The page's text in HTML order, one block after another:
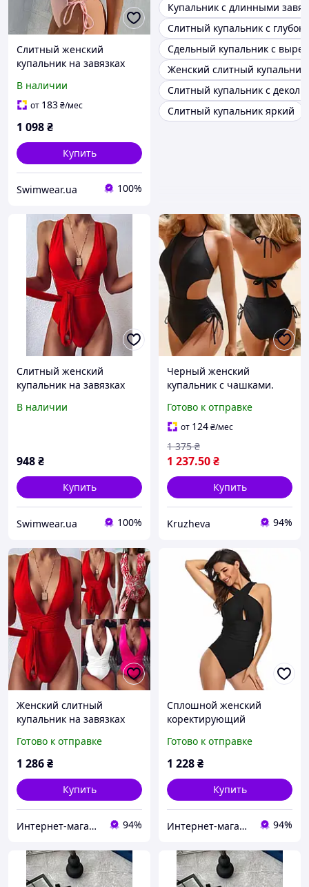
Слитный женский
купальник на завязках
В наличии
от 183₴/мес
1 098₴
Купить
Swimwear.ua 100%
Купальник с длинными
Слитный купальник с
Сдельный купальник с
Женский слитный
Слитный купальник с
Слитный купальник яркий
Слитный женский
купальник на завязках
В наличии
948₴
Купить
Swimwear.ua 100%
Черный женский
купальник с чашками.
сзади на завязке.
Готово к отправке
от 124₴/мес
1 237.50₴
1 375 ₴
Купить
Kruzheva 94%
Женский слитный
купальник на завязках
Готово к отправке
1 286₴
Купить
Интернет-магазин LeRinas 94%
Сплошной женский
коректирующий
Готово к отправке
1 228₴
Купить
Интернет-магазин LeRinas 94%